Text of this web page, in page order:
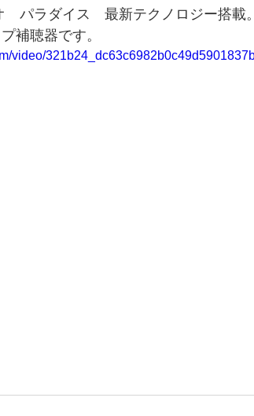
パラダイス　最新テクノロジー搭載。
補聴器です。
video/